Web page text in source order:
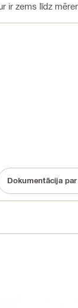
ir zems līdz
Dokumentācija